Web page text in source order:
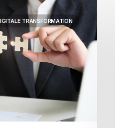
TRANSFORMATION